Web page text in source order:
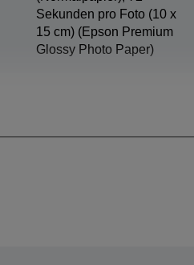
Sekunden pro Foto (10 x
15 cm) (Epson Premium
Glossy Photo Paper)